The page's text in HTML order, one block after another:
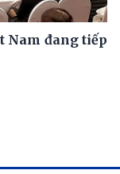
Nam đang tiếp